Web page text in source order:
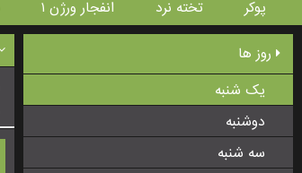
پوکر تخته نرد انفجار ورژن ۱
روز ها
یک شنبه
دوشنبه
سه شنبه